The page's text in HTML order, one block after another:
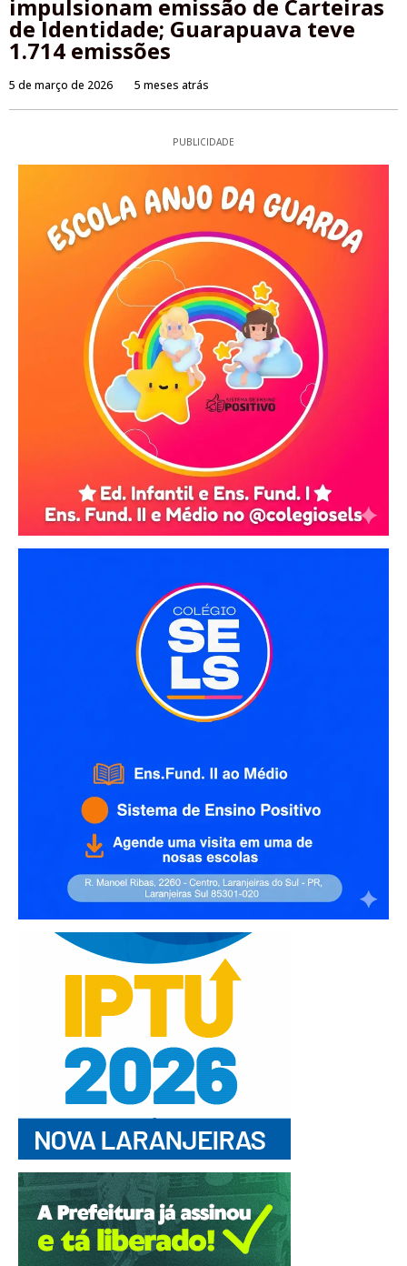
impulsionam emissão de Carteiras
de Identidade; Guarapuava teve
1.714 emissões
5 de março de 2026 5 meses atrás
PUBLICIDADE